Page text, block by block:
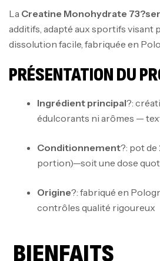
La Creatine Monohydrate
additifs, adapté aux sportifs
dissolution facile, fabriquée en
PRÉSENTATION DU
Ingrédient principal?:
édulcorants ni arômes —
Conditionnement?: pot
portion)—soit une dose
Origine?: fabriqué en
contrôles qualité rigoureux
BIENFAITS